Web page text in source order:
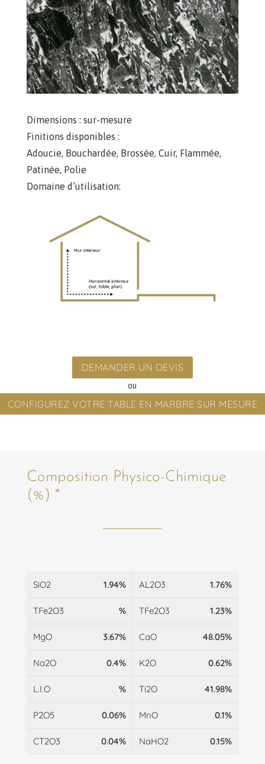
Dimensions : sur-mesure
Finitions disponibles :
Adoucie, Bouchardée, Brossée, Cuir, Flammée,
Patinée, Polie
Domaine d’utilisation:
DEMANDER UN DEVIS
ou
CONFIGUREZ VOTRE TABLE EN MARBRE SUR MESURE
Composition Physico-Chimique
(%) *
SiO2 1.94% AL2O3 1.76%
TFe2O3 % TFe2O3 1.23%
MgO 3.67% CaO 48.05%
Na2O 0.4% K2O 0.62%
L.I.O % Ti2O 41.98%
P2O5 0.06% MnO 0.1%
CT2O3 0.04% NaHO2 0.15%